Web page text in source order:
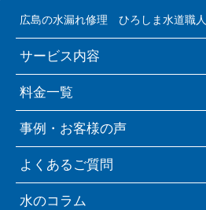
広島の水漏れ修理 ひろしま水道職人
サービス内容
料金一覧
事例・お客様の声
よくあるご質問
水のコラム